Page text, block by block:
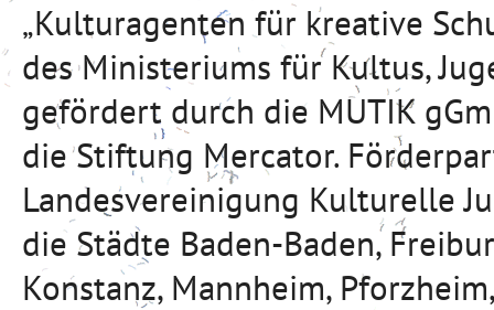
„Kulturagenten für kreative
des Ministeriums für Kultus,
gefördert durch die MUTIK
die Stiftung Mercator.
Landesvereinigung Kulturelle
die Städte Baden-Baden,
Konstanz, Mannheim,